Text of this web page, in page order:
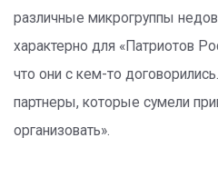
различные микрогруппы
характерно для «Патриотов
что они с кем-то
партнеры, которые сумели
организовать».